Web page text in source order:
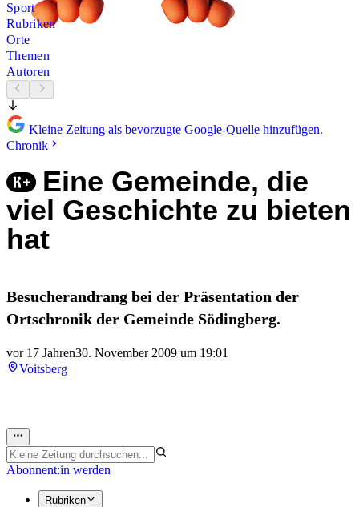
Sport
Rubriken
Orte
Themen
Autoren
Kleine Zeitung als bevorzugte Google-Quelle hinzufügen.
Chronik
Eine Gemeinde, die
viel Geschichte zu bieten
hat
Besucherandrang bei der Präsentation der
Ortschronik der Gemeinde Södingberg.
vor 17 Jahren30. November 2009 um 19:01
Voitsberg
Abonnent:in werden
Rubriken